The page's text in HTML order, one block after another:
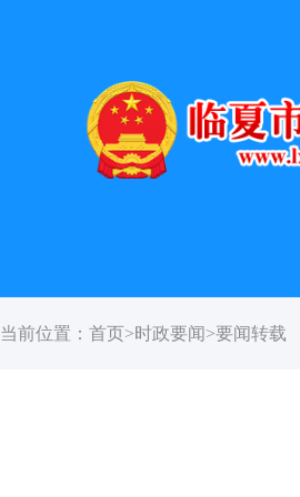
当前位置： 首页>时政要闻 >要闻转载